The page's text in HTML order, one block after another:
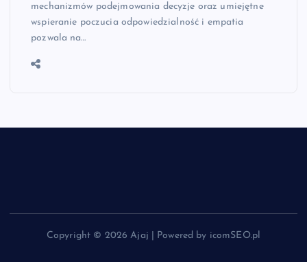
mechanizmów podejmowania decyzje oraz umiejętne
wspieranie poczucia odpowiedzialność i empatia
pozwala na…
Copyright © 2026 Ajaj | Powered by icomSEO.pl